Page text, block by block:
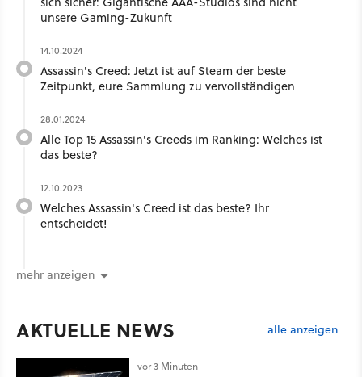
unsere Gaming-Zukunft
14.10.2024
Assassin's Creed: Jetzt ist auf Steam der beste
Zeitpunkt, eure Sammlung zu vervollständigen
28.01.2024
Alle Top 15 Assassin's Creeds im Ranking: Welches ist
das beste?
12.10.2023
Welches Assassin's Creed ist das beste? Ihr
entscheidet!
mehr anzeigen
AKTUELLE NEWS alle anzeigen
vor 3 Minuten